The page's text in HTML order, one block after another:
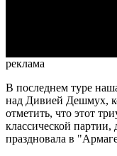
реклама
В последнем туре
над Дивией Дешмух,
отметить, что этот
классической партии,
праздновала в